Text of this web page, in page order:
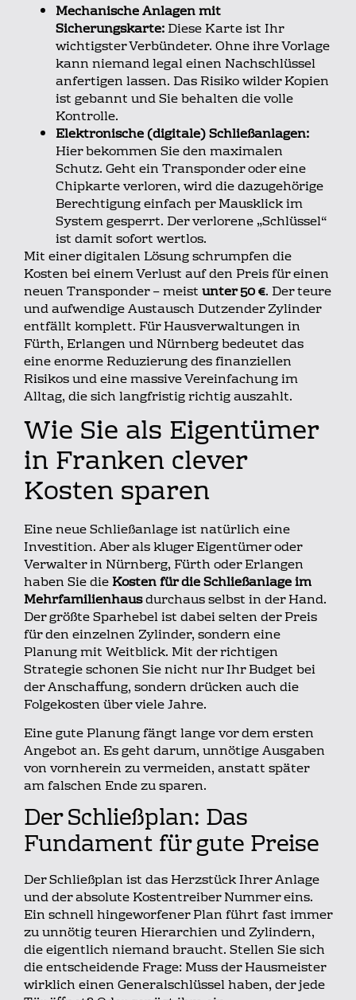
Mechanische Anlagen mit
Sicherungskarte:Diese Karte ist Ihr
wichtigster Verbündeter. Ohne ihre Vorlage
kann niemand legal einen Nachschlüssel
anfertigen lassen. Das Risiko wilder Kopien
ist gebannt und Sie behalten die volle
Kontrolle.
Elektronische (digitale) Schließanlagen:
Hier bekommen Sie den maximalen
Schutz. Geht ein Transponder oder eine
Chipkarte verloren, wird die dazugehörige
Berechtigung einfach per Mausklick im
System gesperrt. Der verlorene „Schlüssel“
ist damit sofort wertlos.
Mit einer digitalen Lösung schrumpfen die
Kosten bei einem Verlust auf den Preis für einen
neuen Transponder – meistunter 50 €. Der teure
und aufwendige Austausch Dutzender Zylinder
entfällt komplett. Für Hausverwaltungen in
Fürth, Erlangen und Nürnberg bedeutet das
eine enorme Reduzierung des finanziellen
Risikos und eine massive Vereinfachung im
Alltag, die sich langfristig richtig auszahlt.
Wie Sie als Eigentümer
in Franken clever
Kosten sparen
Eine neue Schließanlage ist natürlich eine
Investition. Aber als kluger Eigentümer oder
Verwalter in Nürnberg, Fürth oder Erlangen
haben Sie dieKosten für die Schließanlage im
Mehrfamilienhausdurchaus selbst in der Hand.
Der größte Sparhebel ist dabei selten der Preis
für den einzelnen Zylinder, sondern eine
Planung mit Weitblick. Mit der richtigen
Strategie schonen Sie nicht nur Ihr Budget bei
der Anschaffung, sondern drücken auch die
Folgekosten über viele Jahre.
Eine gute Planung fängt lange vor dem ersten
Angebot an. Es geht darum, unnötige Ausgaben
von vornherein zu vermeiden, anstatt später
am falschen Ende zu sparen.
Der Schließplan: Das
Fundament für gute Preise
Der Schließplan ist das Herzstück Ihrer Anlage
und der absolute Kostentreiber Nummer eins.
Ein schnell hingeworfener Plan führt fast immer
zu unnötig teuren Hierarchien und Zylindern,
die eigentlich niemand braucht. Stellen Sie sich
die entscheidende Frage: Muss der Hausmeister
wirklich einen Generalschlüssel haben, der jede